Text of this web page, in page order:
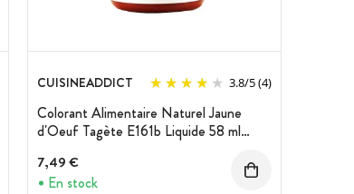
CUISINEADDICT 3.8/5(4)
Colorant Alimentaire Naturel Jaune
d'Oeuf Tagète E161b Liquide 58 ml
7,49 €
En stock